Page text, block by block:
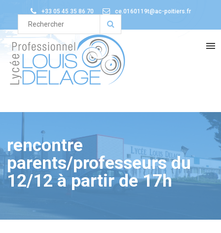
+33 05 45 35 86 70 ce.0160119t@ac-poitiers.fr
rencontre
parents/professeurs du
12/12 à partir de 17h